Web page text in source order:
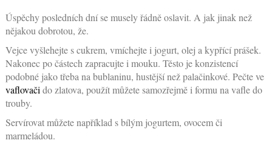
Úspěchy posledních dní se musely řádně oslavit. A jak jinak než
nějakou dobrotou, že.
Vejce vyšlehejte s cukrem, vmíchejte i jogurt, olej a kypřící prášek.
Nakonec po částech zapracujte i mouku. Těsto je konzistencí
podobné jako třeba na bublaninu, hustější než palačinkové. Pečte ve
vaflovačido zlatova, použít můžete samozřejmě i formu na vafle do
trouby.
Servírovat můžete například s bílým jogurtem, ovocem či
marmeládou.